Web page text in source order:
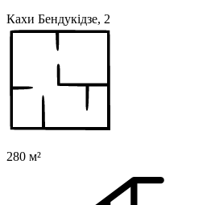
Кахи Бендукідзе, 2
280 м²